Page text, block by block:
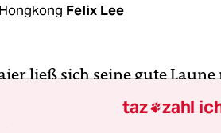
Felix Lee
ließ sich seine gute
Regierungsmaschine
Flug nach Peking abgesagt
taz zahl